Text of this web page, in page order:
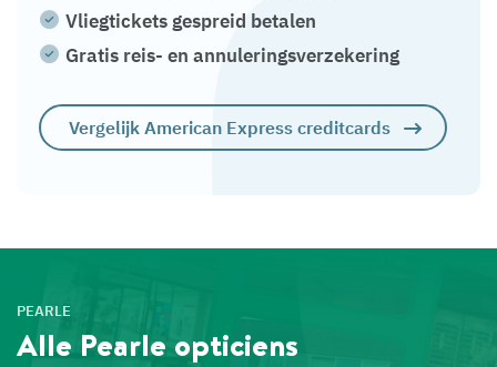
Vliegtickets gespreid betalen
Gratis reis- en annuleringsverzekering
Vergelijk American Express creditcards
PEARLE
Alle Pearle opticiens